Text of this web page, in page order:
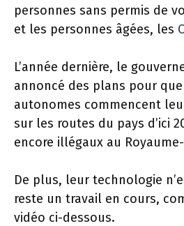
personnes sans permis de
et les personnes âgées, les
L’année dernière, le
annoncé des plans pour
autonomes commencent
sur les routes du pays d’ici
encore illégaux au
De plus, leur technologie
reste un travail en cours,
vidéo ci-dessous.